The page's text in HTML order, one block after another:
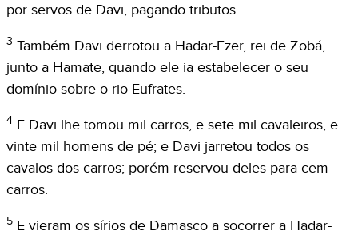
por servos de Davi, pagando tributos.
3 Também Davi derrotou a Hadar-Ezer, rei de Zobá,
junto a Hamate, quando ele ia estabelecer o seu
domínio sobre o rio Eufrates.
4 E Davi lhe tomou mil carros, e sete mil cavaleiros, e
vinte mil homens de pé; e Davi jarretou todos os
cavalos dos carros; porém reservou deles para cem
carros.
5 E vieram os sírios de Damasco a socorrer a Hadar-